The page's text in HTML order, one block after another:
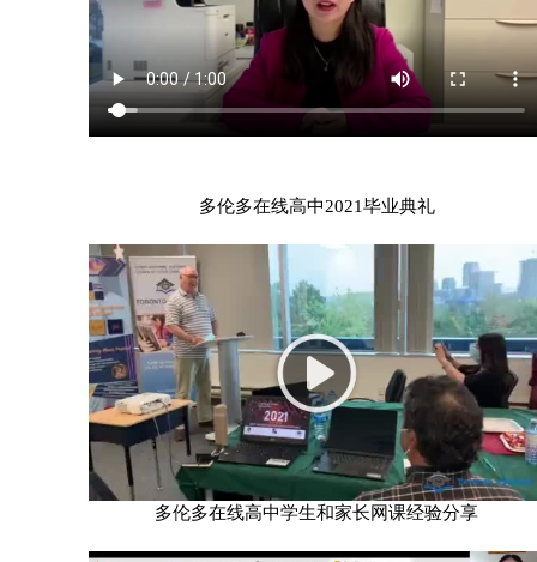
多伦多在线高中2021毕业典礼
多伦多在线高中学生和家长网课经验分享